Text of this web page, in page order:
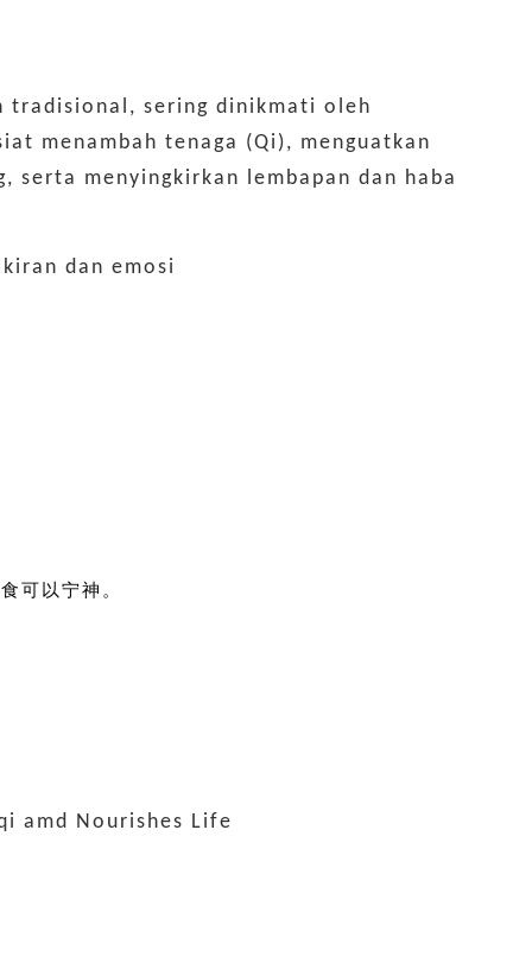
tradisional, sering dinikmati oleh
menambah tenaga (Qi), menguatkan
serta menyingkirkan lembapan dan haba
dan emosi
可以宁神。
amd Nourishes Life